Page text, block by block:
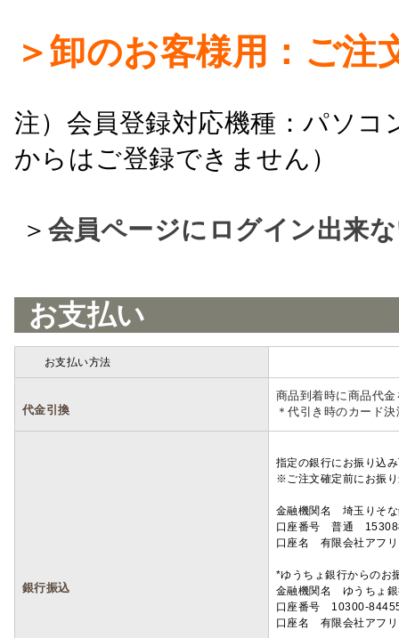
＞卸のお客様用：ご注
注）会員登録対応機種：パソ
からはご登録できません）
＞ 会員ページにログイン出来
お支払い
お支払い方法
代金引換
商品到着時に商品代
＊代引き時のカード
銀行振込
指定の銀行にお振り込
※ご注文確定前にお振
金融機関名 埼玉りそ
口座番号 普通
口座名 有限会社アフ
*ゆうちょ銀行からのお
金融機関名 ゆうちょ
口座番号 10300-
口座名 有限会社アフ